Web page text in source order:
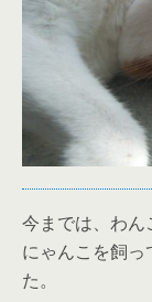
今までは、わん
にゃんこを飼
た。